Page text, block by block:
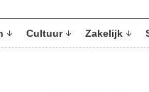
Cultuur Zakelijk